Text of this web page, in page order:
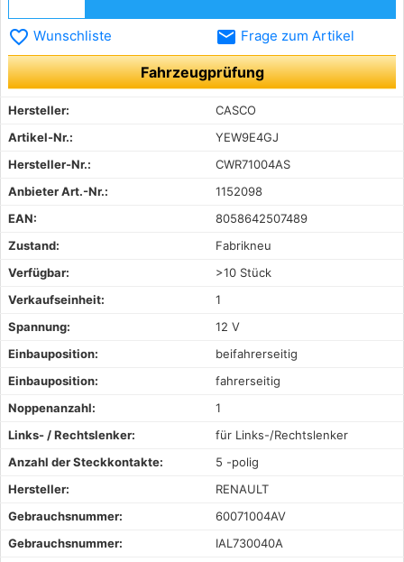
favorite_border Wunschliste email Frage zum Artikel
Fahrzeugprüfung
Hersteller:
CASCO
Artikel-Nr.:
YEW9E4GJ
Hersteller-Nr.:
CWR71004AS
Anbieter Art.-Nr.:
1152098
EAN:
8058642507489
Zustand:
Fabrikneu
Verfügbar:
>10 Stück
Verkaufseinheit:
1
Spannung:
12 V
Einbauposition:
beifahrerseitig
Einbauposition:
fahrerseitig
Noppenanzahl:
1
Links- / Rechtslenker:
für Links-/Rechtslenker
Anzahl der Steckkontakte:
5 -polig
Hersteller:
RENAULT
Gebrauchsnummer:
60071004AV
Gebrauchsnummer:
IAL730040A